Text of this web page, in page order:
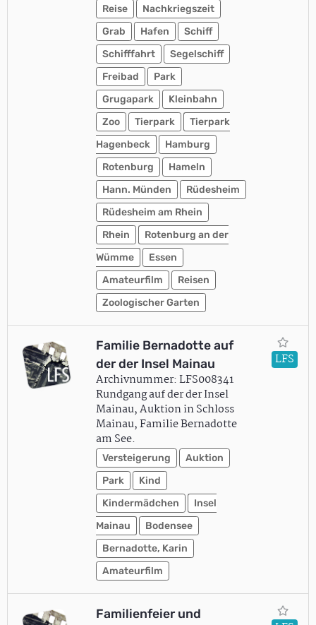
Reise
Nachkriegszeit
Grab
Hafen
Schiff
Schifffahrt
Segelschiff
Freibad
Park
Grugapark
Kleinbahn
Zoo
Tierpark
Tierpark
Hagenbeck
Hamburg
Rotenburg
Hameln
Hann. Münden
Rüdesheim
Rüdesheim am Rhein
Rhein
Rotenburg an der
Wümme
Essen
Amateurfilm
Reisen
Zoologischer Garten
Familie Bernadotte auf
der der Insel Mainau
Archivnummer: LFS008341
Rundgang auf der der Insel
Mainau, Auktion in Schloss
Mainau, Familie Bernadotte
am See.
Versteigerung
Auktion
Park
Kind
Kindermädchen
Insel
Mainau
Bodensee
Bernadotte, Karin
Amateurfilm
LFS
Familienfeier und